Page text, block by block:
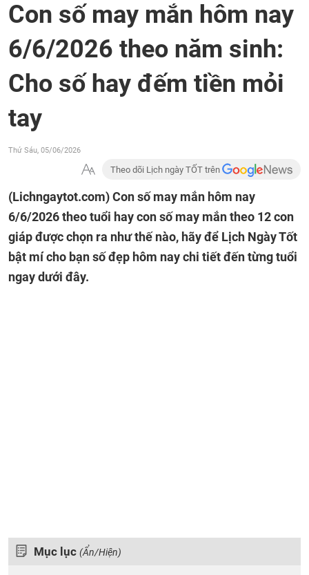
Con số may mắn hôm nay
6/6/2026 theo năm sinh:
Cho số hay đếm tiền mỏi
tay
Thứ Sáu, 05/06/2026
Theo dõi Lịch ngày TỐT trên
(Lichngaytot.com)Con số may mắn hôm nay
6/6/2026 theo tuổi hay con số may mắn theo 12 con
giáp được chọn ra như thế nào, hãy để Lịch Ngày Tốt
bật mí cho bạn số đẹp hôm nay chi tiết đến từng tuổi
ngay dưới đây.
Mục lục (Ẩn/Hiện)